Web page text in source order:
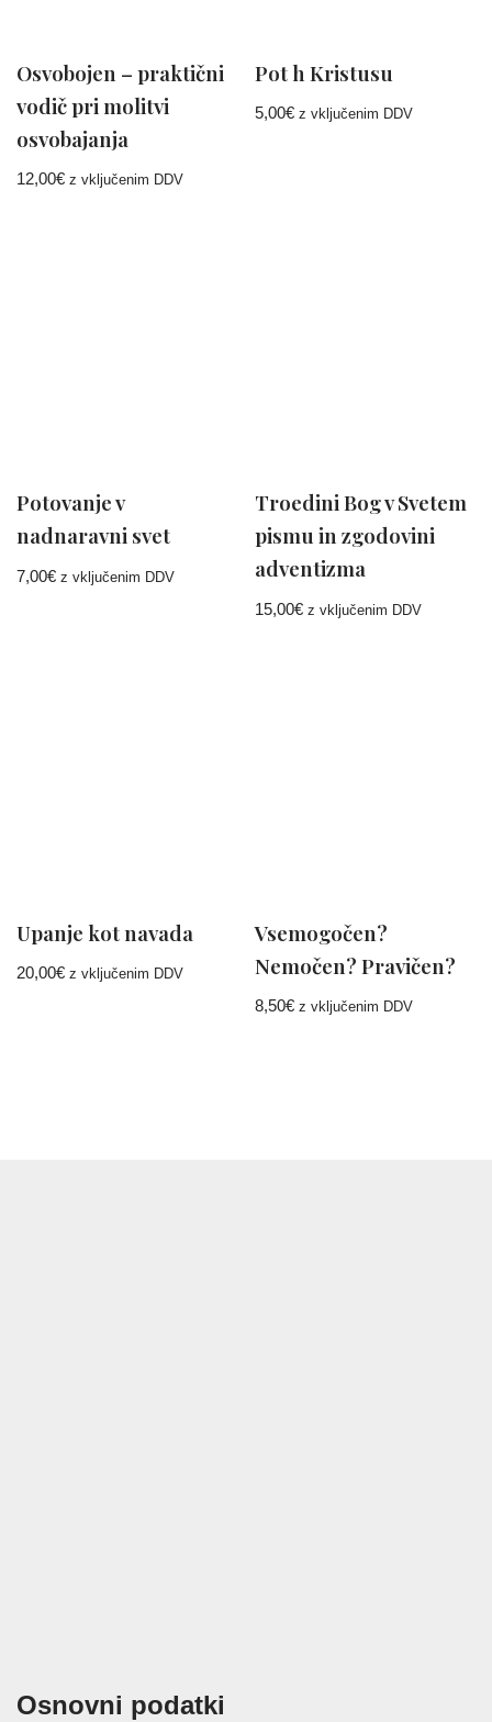
Osvobojen – praktični
vodič pri molitvi
osvobajanja
12,00€ z vključenim DDV
Pot h Kristusu
5,00€ z vključenim DDV
Potovanje v
nadnaravni svet
7,00€ z vključenim DDV
Troedini Bog v Svetem
pismu in zgodovini
adventizma
15,00€ z vključenim DDV
Upanje kot navada
20,00€ z vključenim DDV
Vsemogočen?
Nemočen? Pravičen?
8,50€ z vključenim DDV
Osnovni podatki